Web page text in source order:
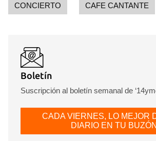
CONCIERTO CAFE CANTANTE
Boletín
Suscripción al boletín semanal de
CADA VIERNES, LO MEJOR
DIARIO EN TU